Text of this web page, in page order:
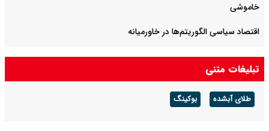
خاموشی
اقتصاد سیاسی الگوریتم‌ها در خاورمیانه
سهم ایران از نفت و گاز خزر چقدر است؟
تبلیغات متنی
طلای آبشده بوکینگ